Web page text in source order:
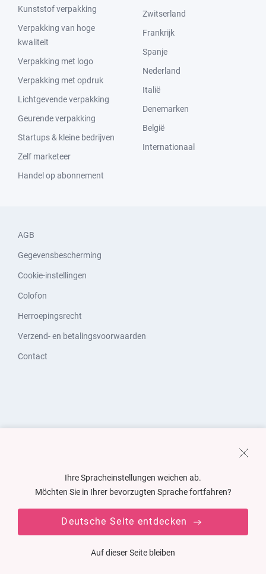
Kunststof verpakking
Verpakking van hoge
kwaliteit
Verpakking met logo
Verpakking met opdruk
Lichtgevende verpakking
Geurende verpakking
Startups & kleine bedrijven
Zelf marketeer
Handel op abonnement
Zwitserland
Frankrijk
Spanje
Nederland
Italië
Denemarken
België
Internationaal
AGB
Gegevensbescherming
Cookie-instellingen
Colofon
Herroepingsrecht
Verzend- en betalingsvoorwaarden
Contact
Ihre Spracheinstellungen weichen ab.
Möchten Sie in Ihrer bevorzugten Sprache fortfahren?
Deutsche Seite entdecken
Auf dieser Seite bleiben